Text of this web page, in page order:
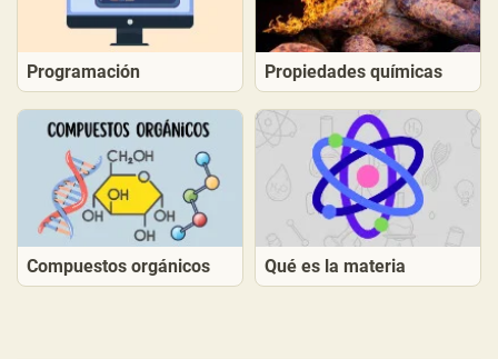
Programación Propiedades químicas
Compuestos orgánicos Qué es la materia